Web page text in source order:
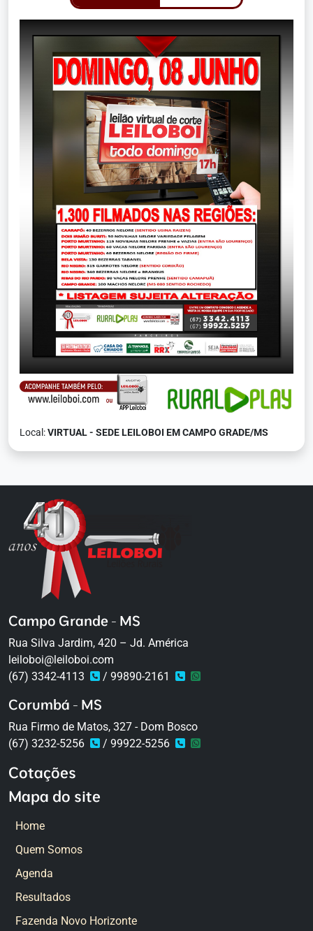
Local:VIRTUAL - SEDE LEILOBOI EM CAMPO GRADE/MS
Campo Grande - MS
Rua Silva Jardim, 420 – Jd. América
leiloboi@leiloboi.com
(67) 3342-4113
/ 99890-2161
Corumbá - MS
Rua Firmo de Matos, 327 - Dom Bosco
(67) 3232-5256
/ 99922-5256
Cotações
Mapa do site
Home
Quem Somos
Agenda
Resultados
Fazenda Novo Horizonte